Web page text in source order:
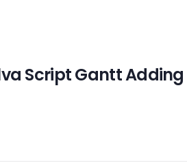
Script Gantt